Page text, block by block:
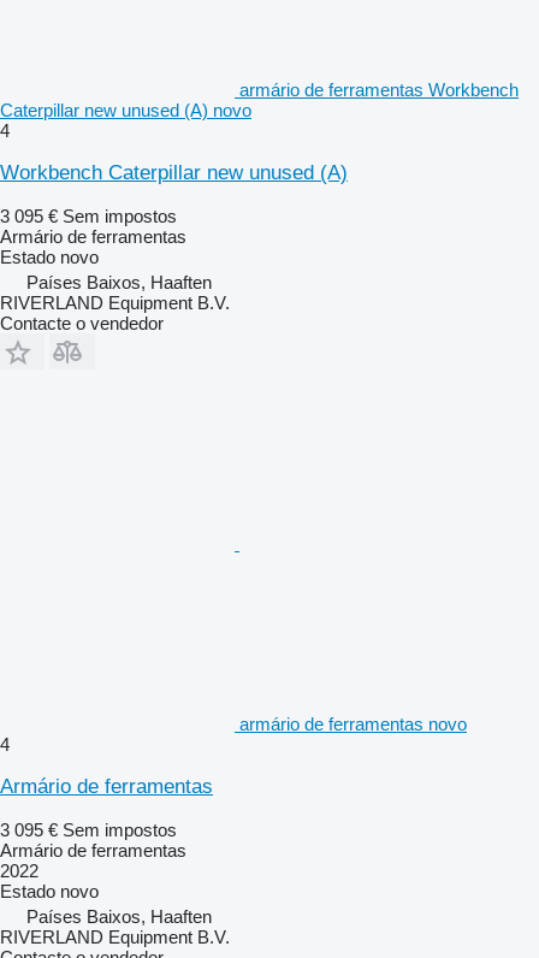
armário de ferramentas Workbench
Caterpillar new unused (A) novo
4
Workbench Caterpillar new unused (A)
3 095 € Sem impostos
Armário de ferramentas
Estado novo
Países Baixos, Haaften
RIVERLAND Equipment B.V.
Contacte o vendedor
armário de ferramentas novo
4
Armário de ferramentas
3 095 € Sem impostos
Armário de ferramentas
2022
Estado novo
Países Baixos, Haaften
RIVERLAND Equipment B.V.